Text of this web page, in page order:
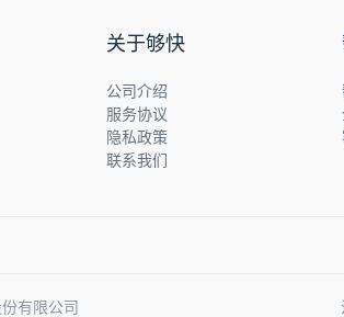
关于够快
公司介绍
服务协议
隐私政策
联系我们
有限公司